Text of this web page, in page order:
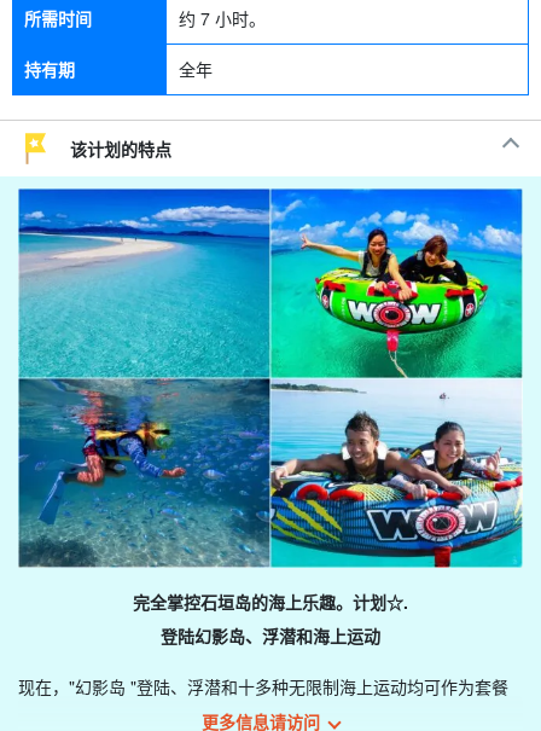
所需时间 约 7 小时。
持有期 全年
该计划的特点
完全掌控石垣岛的海上乐趣。 计划☆.
登陆幻影岛、浮潜和海上运动
现在，"幻影岛 "登陆、浮潜和十多种无限制海上运动均可作为套餐
更多信息请访问